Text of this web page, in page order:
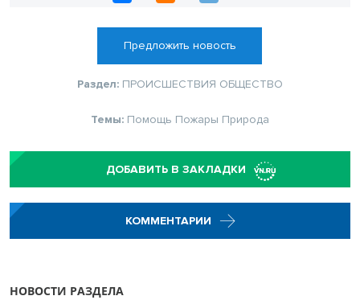
Предложить новость
Раздел: ПРОИСШЕСТВИЯ ОБЩЕСТВО
Темы: Помощь Пожары Природа
ДОБАВИТЬ В ЗАКЛАДКИ
КОММЕНТАРИИ
НОВОСТИ РАЗДЕЛА